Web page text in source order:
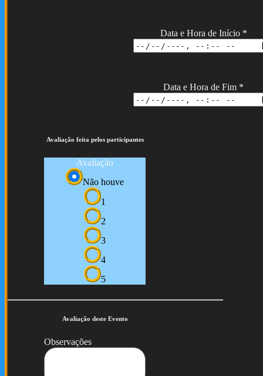
Data e Hora de Início *
Data e Hora de Fim *
Avaliação feita pelos participantes
Avaliação
Não houve
1
2
3
4
5
Avaliação deste Evento
Observações